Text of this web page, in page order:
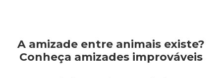
Exóticos e Silvestres
A amizade entre animais existe?
Conheça amizades improváveis